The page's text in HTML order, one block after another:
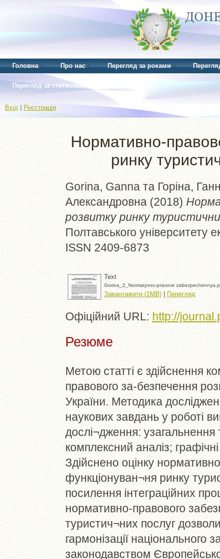
Головна Про нас Перегляд за роками
Перегляд за статистикою
Вхід Реєстрація
Нормативно-
ринку
Gorina, Ganna та Горіна,
Александровна (2018)
розвитку ринку
Полтавського університету
ISSN 2409-6873
Text
Gorina_2_Normatyvno-pravove
Завантажити (1MB) | Перегляд
Офіційний URL: http://
Резюме
Метою статті є здійснення
правового за-безпечення
України. Методика
наукових завдань у роботі
дослі¬дження: узагальнення
комплексний аналіз;
Здійснено оцінку
функціонуван¬ня ринку
посилення інтеграційних
нормативно-правового
туристич¬них послуг
гармонізації національного
законодавством